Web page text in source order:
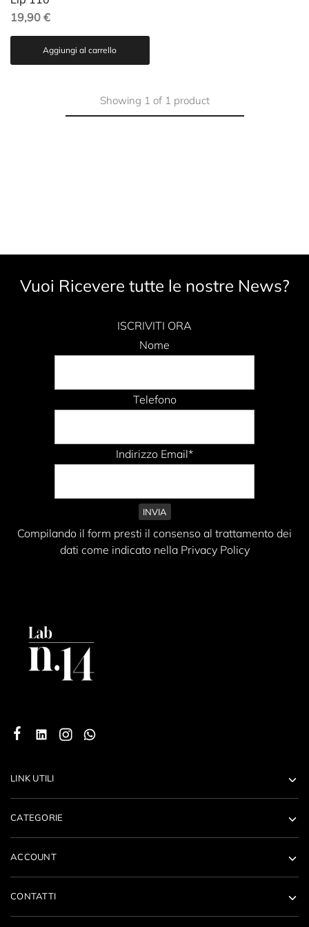
19,90 €
Aggiungi al carrello
Showing 1 of 1 product
Vuoi Ricevere tutte le nostre News?
ISCRIVITI ORA
Nome
Telefono
Indirizzo Email*
Compilando il form presti il consenso al trattamento dei
dati come indicato nella Privacy Policy
LINK UTILI
CATEGORIE
ACCOUNT
CONTATTI